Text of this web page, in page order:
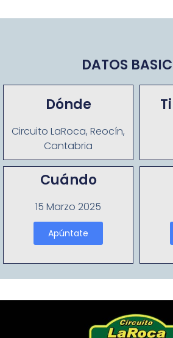
DATOS
Dónde
Circuito LaRoca, Reocín,
Cantabria
Cuándo
15 Marzo 2025
Apúntate